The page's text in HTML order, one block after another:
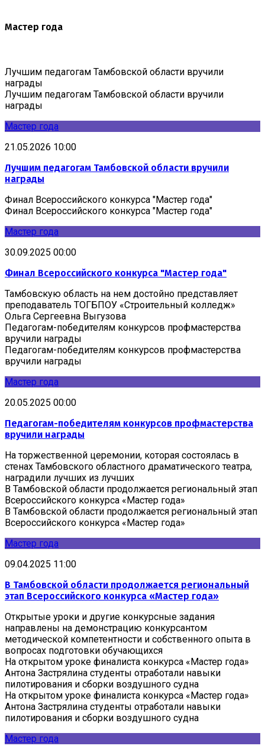
Мастер года
Лучшим педагогам Тамбовской области вручили
награды
Лучшим педагогам Тамбовской области вручили
награды
Мастер года
21.05.2026 10:00
Лучшим педагогам Тамбовской области вручили
награды
Финал Всероссийского конкурса "Мастер года"
Финал Всероссийского конкурса "Мастер года"
Мастер года
30.09.2025 00:00
Финал Всероссийского конкурса "Мастер года"
Тамбовскую область на нем достойно представляет
преподаватель ТОГБПОУ «Строительный колледж»
Ольга Сергеевна Выгузова
Педагогам-победителям конкурсов профмастерства
вручили награды
Педагогам-победителям конкурсов профмастерства
вручили награды
Мастер года
20.05.2025 00:00
Педагогам-победителям конкурсов профмастерства
вручили награды
На торжественной церемонии, которая состоялась в
стенах Тамбовского областного драматического театра,
наградили лучших из лучших
В Тамбовской области продолжается региональный этап
Всероссийского конкурса «Мастер года»
В Тамбовской области продолжается региональный этап
Всероссийского конкурса «Мастер года»
Мастер года
09.04.2025 11:00
В Тамбовской области продолжается региональный
этап Всероссийского конкурса «Мастер года»
Открытые уроки и другие конкурсные задания
направлены на демонстрацию конкурсантом
методической компетентности и собственного опыта в
вопросах подготовки обучающихся
На открытом уроке финалиста конкурса «Мастер года»
Антона Застрялина студенты отработали навыки
пилотирования и сборки воздушного судна
На открытом уроке финалиста конкурса «Мастер года»
Антона Застрялина студенты отработали навыки
пилотирования и сборки воздушного судна
Мастер года